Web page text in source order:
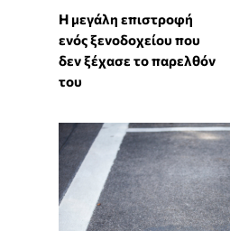
Η μεγάλη επιστροφή
ενός ξενοδοχείου που
δεν ξέχασε το παρελθόν
του